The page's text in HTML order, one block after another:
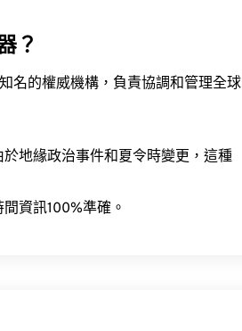
？
名的權威機構，負責協調和管理全球
地緣政治事件和夏令時變更，這種
資訊100%準確。